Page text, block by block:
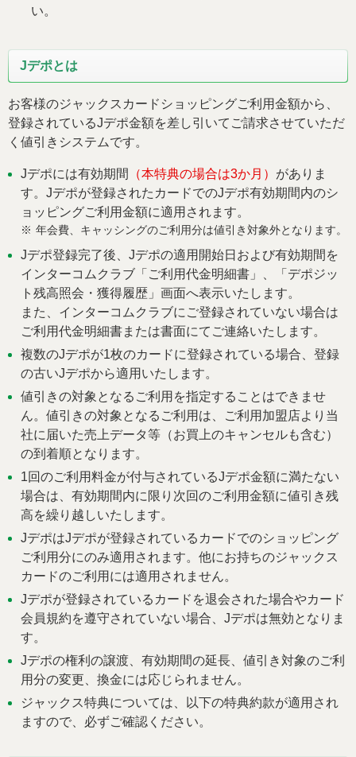
い。
Jデポとは
お客様のジャックスカードショッピングご利用金額から、
登録されているJデポ金額を差し引いてご請求させていただ
く値引きシステムです。
Jデポには有効期間 （本特典の場合は3か月） がありま
す。Jデポが登録されたカードでのJデポ有効期間内のシ
ョッピングご利用金額に適用されます。
※ 年会費、キャッシングのご利用分は値引き対象外となります。
Jデポ登録完了後、Jデポの適用開始日および有効期間を
インターコムクラブ「ご利用代金明細書」、「デポジッ
ト残高照会・獲得履歴」画面へ表示いたします。
また、インターコムクラブにご登録されていない場合は
ご利用代金明細書または書面にてご連絡いたします。
複数のJデポが1枚のカードに登録されている場合、登録
の古いJデポから適用いたします。
値引きの対象となるご利用を指定することはできませ
ん。値引きの対象となるご利用は、ご利用加盟店より当
社に届いた売上データ等（お買上のキャンセルも含む）
の到着順となります。
1回のご利用料金が付与されているJデポ金額に満たない
場合は、有効期間内に限り次回のご利用金額に値引き残
高を繰り越しいたします。
JデポはJデポが登録されているカードでのショッピング
ご利用分にのみ適用されます。他にお持ちのジャックス
カードのご利用には適用されません。
Jデポが登録されているカードを退会された場合やカード
会員規約を遵守されていない場合、Jデポは無効となりま
す。
Jデポの権利の譲渡、有効期間の延長、値引き対象のご利
用分の変更、換金には応じられません。
ジャックス特典については、以下の特典約款が適用され
ますので、必ずご確認ください。